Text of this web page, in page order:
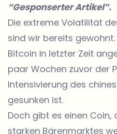
“Gesponserter Artikel”.
Die extreme Volatilität
sind wir bereits
Bitcoin in letzter Zeit
paar Wochen zuvor der
Intensivierung des
gesunken ist.
Doch gibt es einen Coin,
starken Bärenmarktes